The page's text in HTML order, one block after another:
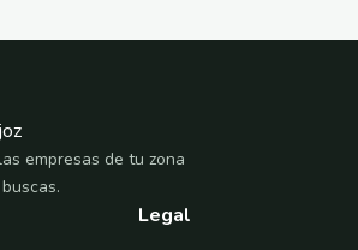
empresas de tu zona
Legal